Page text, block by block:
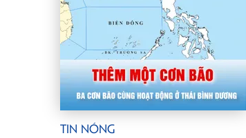
Tin Nóng